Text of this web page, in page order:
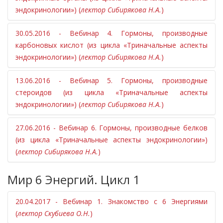
диагностики энергетического состояния человека.
системы с позиции Триначалья, рассмотрены
возможные подходы к лечению отдельных звеньев и
болезней иммунной системы.
Лекция 1.
Строение иммунной системы.
Место иммунной системы в классификации
функциональных систем тела.
Классификация иммунной системы
функциональный тип с позиции Триначалья.
Классификация клеточного иммунитета
А. Вариант 1 (классификация конечных
классов иммунокомпетентных клеток).
Построение триначальных цепочек для
иммунокомпетентных клеток.
этапов развития от стволовой клетки до
конечных классов иммунокомпетентных
Вебинар состоит из 2 лекций. В нем будут подробно
разобраны все органы и звенья иммунной системы,
даны несколько типов классификации иммунной
системы с позиции Триначалья, рассмотрены
возможные подходы к лечению отдельных звеньев и
болезней иммунной системы.
Лекция 2
Классификация врожденного иммунитета.
Построение триначальных цепочек для лечения
заболеваний врожденного иммунитета.
Классификация приобретенного иммунитета.
Построение триначальных цепочек для лечения
эндокринологии») (лектор Сибирякова Н.А.)
30.05.2016 - Вебинар 4. Гормоны, производные
карбоновых кислот (из цикла «Триначальные аспекты
эндокринологии») (лектор Сибирякова Н.А.)
13.06.2016 - Вебинар 5. Гормоны, производные
стероидов (из цикла «Триначальные аспекты
эндокринологии») (лектор Сибирякова Н.А.)
27.06.2016 - Вебинар 6. Гормоны, производные белков
(из цикла «Триначальные аспекты эндокринологии»)
(лектор Сибирякова Н.А.)
Мир 6 Энергий. Цикл 1
20.04.2017 - Вебинар 1. Знакомство с 6 Энергиями
(лектор Скубиева О.Н.)